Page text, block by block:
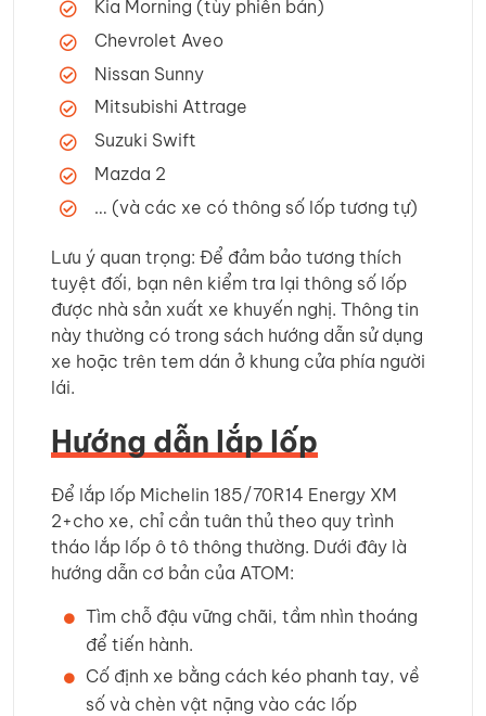
Kia Morning (tùy phiên bản)
Chevrolet Aveo
Nissan Sunny
Mitsubishi Attrage
Suzuki Swift
Mazda 2
… (và các xe có thông số lốp tương tự)
Lưu ý quan trọng: Để đảm bảo tương thích
tuyệt đối, bạn nên kiểm tra lại thông số lốp
được nhà sản xuất xe khuyến nghị. Thông tin
này thường có trong sách hướng dẫn sử dụng
xe hoặc trên tem dán ở khung cửa phía người
lái.
Hướng dẫn lắp lốp
Để lắp lốp Michelin 185/70R14 Energy XM
2+cho xe, chỉ cần tuân thủ theo quy trình
tháo lắp lốp ô tô thông thường. Dưới đây là
hướng dẫn cơ bản của ATOM:
Tìm chỗ đậu vững chãi, tầm nhìn thoáng
để tiến hành.
Cố định xe bằng cách kéo phanh tay, về
số và chèn vật nặng vào các lốp